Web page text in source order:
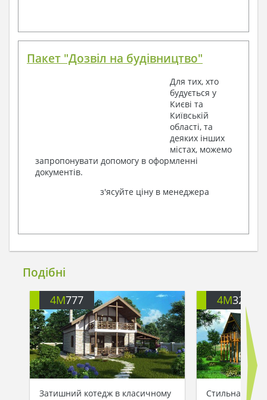
Пакет "Дозвіл на будівництво"
Для тих, хто
будується у
Києві та
Київській
області, та
деяких інших
містах, можемо
запропонувати допомогу в оформленні
документів.
з'ясуйте ціну в менеджера
Подібні
4M777
Затишний котедж в класичному
4M3262
Стильна